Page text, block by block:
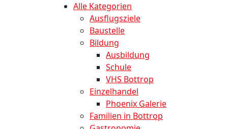
Alle Kategorien
Ausflugsziele
Baustelle
Bildung
Ausbildung
Schule
VHS Bottrop
Einzelhandel
Phoenix Galerie
Familien in Bottrop